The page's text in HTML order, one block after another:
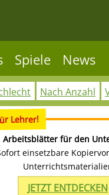
Spiele News
Nach Anzahl
Lehrer!
Arbeitsblätter für den
einsetzbare
JETZT ENTDECKEN